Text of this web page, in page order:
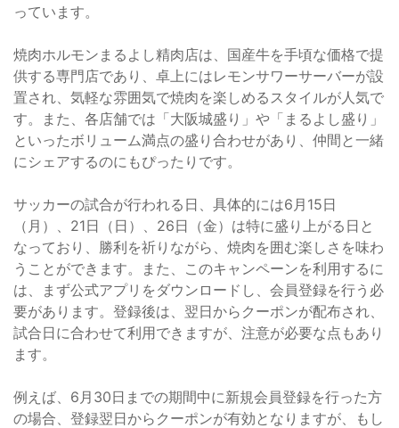
っています。
焼肉ホルモンまるよし精肉店は、国産牛を手頃な価格で提
供する専門店であり、卓上にはレモンサワーサーバーが設
置され、気軽な雰囲気で焼肉を楽しめるスタイルが人気で
す。また、各店舗では「大阪城盛り」や「まるよし盛り」
といったボリューム満点の盛り合わせがあり、仲間と一緒
にシェアするのにもぴったりです。
サッカーの試合が行われる日、具体的には6月15日
（月）、21日（日）、26日（金）は特に盛り上がる日と
なっており、勝利を祈りながら、焼肉を囲む楽しさを味わ
うことができます。また、このキャンペーンを利用するに
は、まず公式アプリをダウンロードし、会員登録を行う必
要があります。登録後は、翌日からクーポンが配布され、
試合日に合わせて利用できますが、注意が必要な点もあり
ます。
例えば、6月30日までの期間中に新規会員登録を行った方
の場合、登録翌日からクーポンが有効となりますが、もし